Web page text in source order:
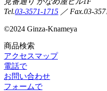
Tel.03-3571-1715 ／ Fax.03-
©2024 Ginza-Knameya
商品検索
アクセスマップ
電話で
お問い合わせ
フォームで